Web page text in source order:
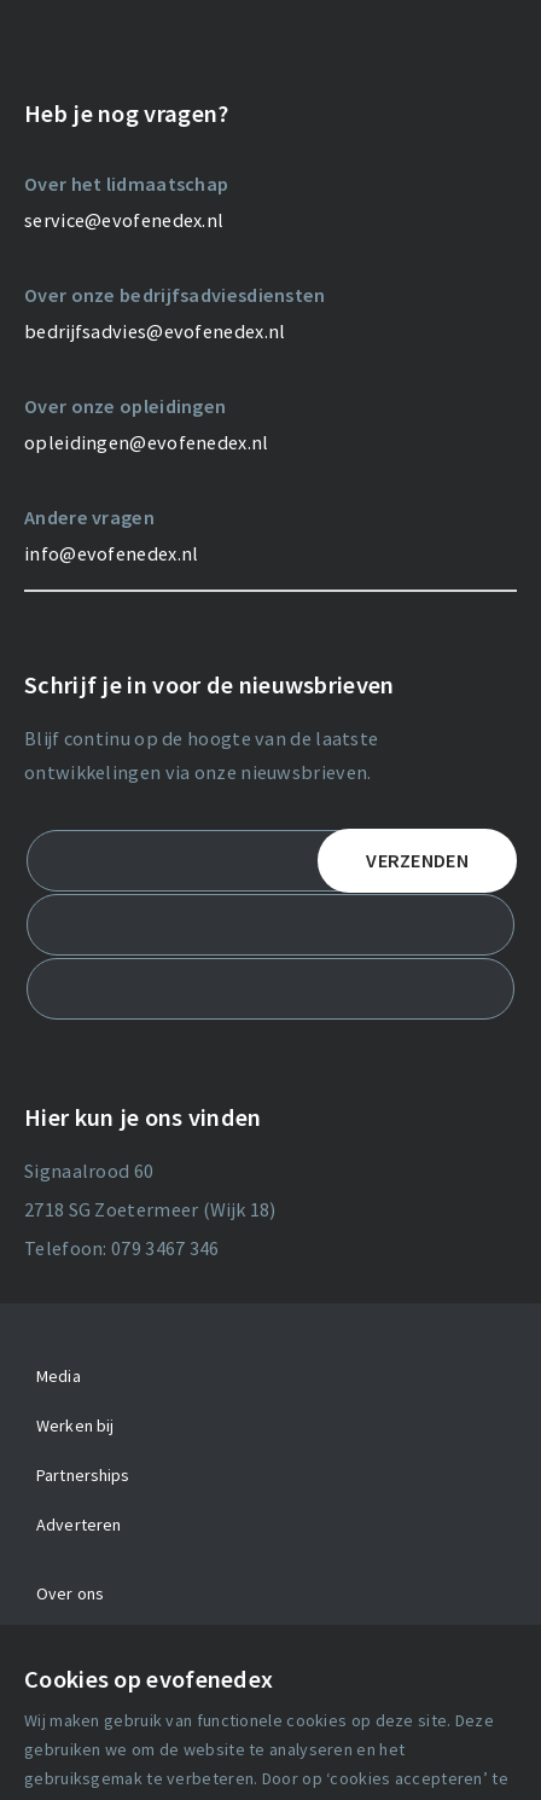
Cookies op evofenedex
Wij maken gebruik van functionele cookies op deze site. Deze
gebruiken we om de website te analyseren en het
gebruiksgemak te verbeteren. Door op ‘cookies accepteren’ te
Heb je nog vragen?
Over het lidmaatschap
service@evofenedex.nl
Over onze bedrijfsadviesdiensten
bedrijfsadvies@evofenedex.nl
Over onze opleidingen
opleidingen@evofenedex.nl
Andere vragen
info@evofenedex.nl
Schrijf je in voor de nieuwsbrieven
Blijf continu op de hoogte van de laatste
ontwikkelingen via onze nieuwsbrieven.
Hier kun je ons vinden
Signaalrood 60
2718 SG Zoetermeer (Wijk 18)
Telefoon: 079 3467 346
Media
Werken bij
Partnerships
Adverteren
Over ons
Algemene voorwaarden
Cookie verklaring